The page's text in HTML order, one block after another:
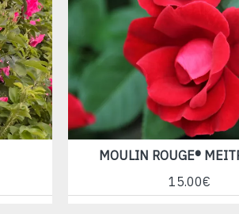
MOULIN ROUGE®
15.00€